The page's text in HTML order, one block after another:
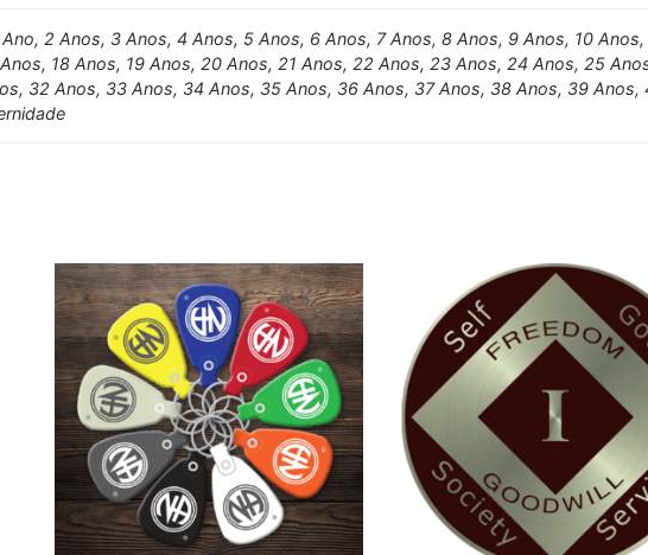
Ano, 2 Anos, 3 Anos, 4 Anos, 5 Anos, 6 Anos, 7 Anos, 8 Anos, 9 Anos, 10
18 Anos, 19 Anos, 20 Anos, 21 Anos, 22 Anos, 23 Anos, 24 Anos, 25
32 Anos, 33 Anos, 34 Anos, 35 Anos, 36 Anos, 37 Anos, 38 Anos, 39